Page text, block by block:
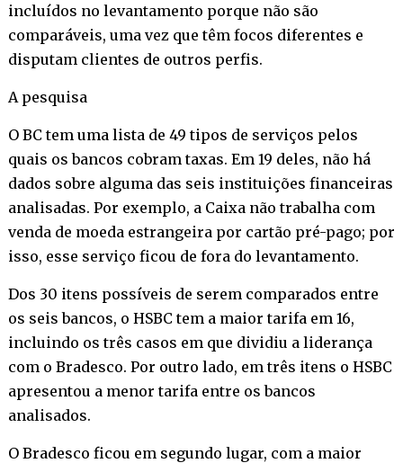
incluídos no levantamento porque não são
comparáveis, uma vez que têm focos diferentes e
disputam clientes de outros perfis.
A pesquisa
O BC tem uma lista de 49 tipos de serviços pelos
quais os bancos cobram taxas. Em 19 deles, não há
dados sobre alguma das seis instituições financeiras
analisadas. Por exemplo, a Caixa não trabalha com
venda de moeda estrangeira por cartão pré-pago; por
isso, esse serviço ficou de fora do levantamento.
Dos 30 itens possíveis de serem comparados entre
os seis bancos, o HSBC tem a maior tarifa em 16,
incluindo os três casos em que dividiu a liderança
com o Bradesco. Por outro lado, em três itens o HSBC
apresentou a menor tarifa entre os bancos
analisados.
O Bradesco ficou em segundo lugar, com a maior